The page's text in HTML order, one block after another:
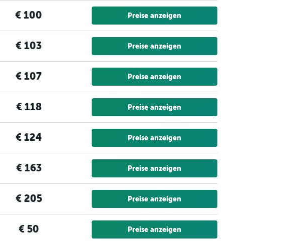
€ 100 Preise anzeigen
€ 103 Preise anzeigen
€ 107 Preise anzeigen
€ 118 Preise anzeigen
€ 124 Preise anzeigen
€ 163 Preise anzeigen
€ 205 Preise anzeigen
€ 50 Preise anzeigen